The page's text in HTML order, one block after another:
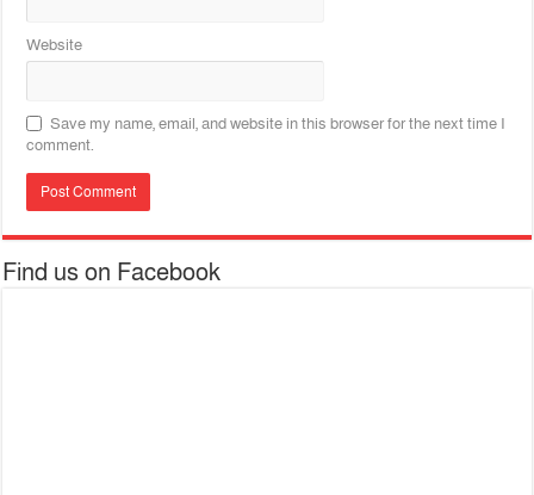
Website
Save my name, email, and website in this browser for the next time I
comment.
Find us on Facebook